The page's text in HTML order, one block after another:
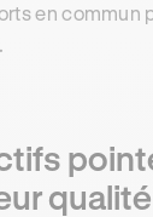
en commun
.